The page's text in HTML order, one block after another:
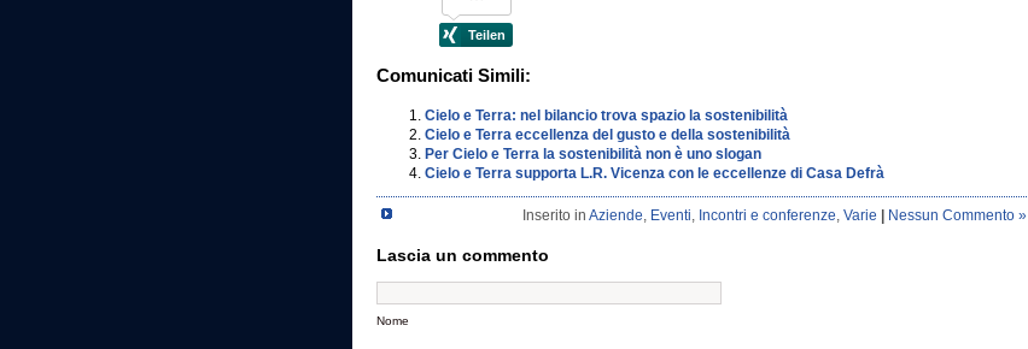
Comunicati Simili:
Cielo e Terra: nel bilancio trova spazio la sostenibilità
Cielo e Terra eccellenza del gusto e della sostenibilità
Per Cielo e Terra la sostenibilità non è uno slogan
Cielo e Terra supporta L.R. Vicenza con le eccellenze di Casa Defrà
Inserito in Aziende, Eventi, Incontri e conferenze, Varie Nessun Commento »
Lascia un commento
Nome